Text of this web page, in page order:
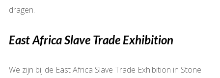
dragen.
East Africa Slave Trade Exhibition
We zijn bij de East Africa Slave Trade Exhibition in Stone